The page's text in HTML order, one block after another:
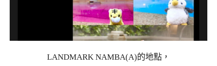
LANDMARK NAMBA(A)的地點，